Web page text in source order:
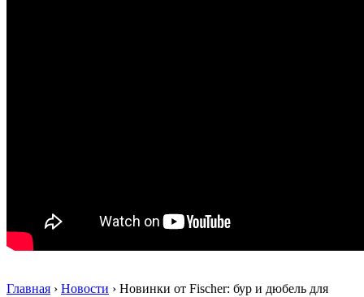
Главная › Новости › Новинки от Fischer: бур и дюбель для